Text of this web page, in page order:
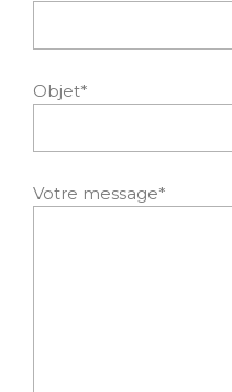
Objet*
Votre message*